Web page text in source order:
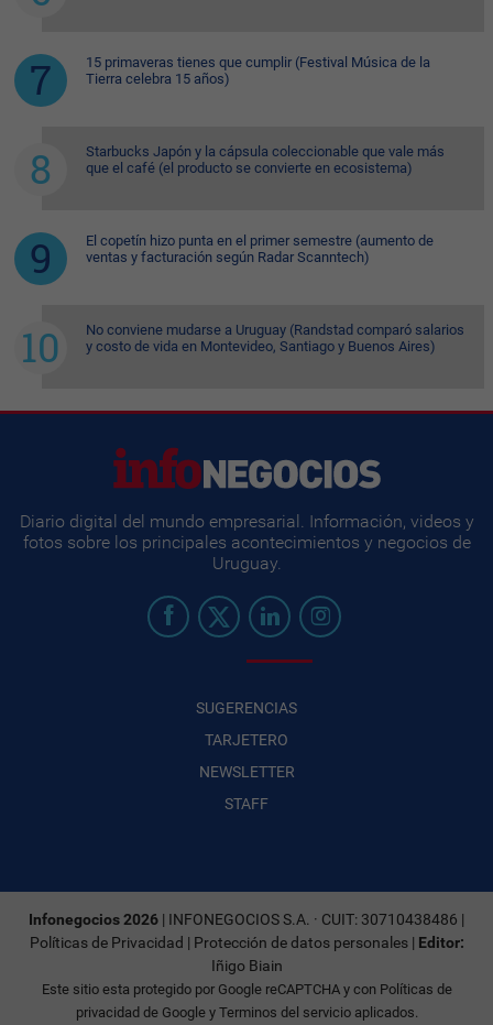
15 primaveras tienes que cumplir (Festival Música de la
Tierra celebra 15 años)
Starbucks Japón y la cápsula coleccionable que vale más
que el café (el producto se convierte en ecosistema)
El copetín hizo punta en el primer semestre (aumento de
ventas y facturación según Radar Scanntech)
No conviene mudarse a Uruguay (Randstad comparó salarios
y costo de vida en Montevideo, Santiago y Buenos Aires)
Diario digital del mundo empresarial. Información, videos y
fotos sobre los principales acontecimientos y negocios de
Uruguay.
SUGERENCIAS
TARJETERO
NEWSLETTER
STAFF
Infonegocios 2026 | INFONEGOCIOS S.A. · CUIT: 30710438486 |
Políticas de Privacidad | Protección de datos personales| Editor:
Iñigo Biain
Este sitio esta protegido por Google reCAPTCHA y con Políticas de
privacidad de Googley Terminos del servicioaplicados.